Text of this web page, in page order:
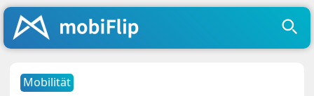
Mobilität